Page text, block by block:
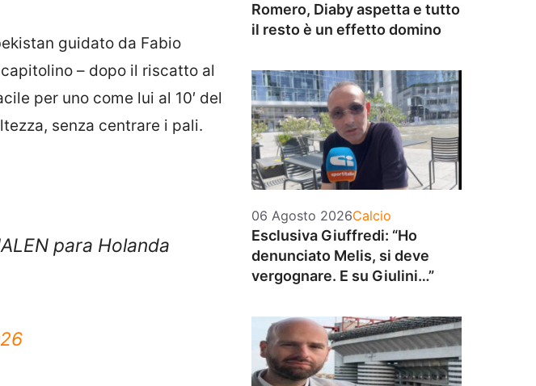
guidato da Fabio
– dopo il riscatto al
per uno come lui al 10′ del
senza centrare i pali.
para Holanda
Romero, Diaby aspetta e tutto
il resto è un effetto domino
06 Agosto 2026Categorie
Calcio
Esclusiva Giuffredi: “Ho
denunciato Melis, si deve
vergognare. E su Giulini…”